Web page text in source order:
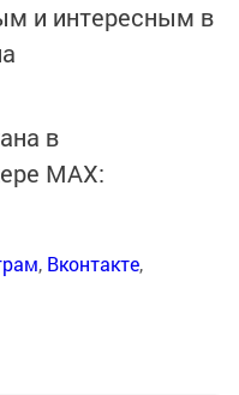
и интересным в
в
MАХ:
, Вконтакте,